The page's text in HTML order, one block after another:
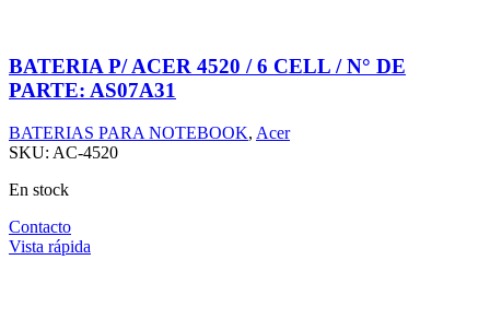
BATERIA P/ ACER 4520 / 6 CELL / N° DE
PARTE: AS07A31
BATERIAS PARA NOTEBOOK, Acer
SKU: AC-4520
En stock
Contacto
Vista rápida